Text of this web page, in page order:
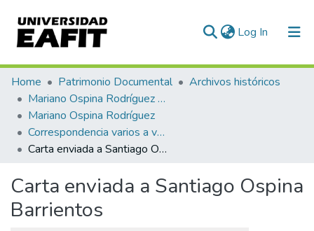
Log In (current)
Communities & Collections
All of DSpace
Statistics
Home Patrimonio Documental
Archivos históricos
Mariano Ospina Rodríguez (1826 -1912)
Mariano Ospina Rodríguez
Correspondencia varios a varios
Carta enviada a Santiago Ospina Barrientos
Carta enviada a Santiago Ospina
Barrientos